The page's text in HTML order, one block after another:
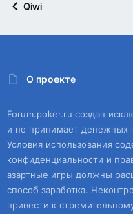
Qiwi
О проекте
Forum.poker.ru создан
и не принимает денежных
Условия использования
конфиденциальности и
азартные игры должны
способ заработка.
привести к